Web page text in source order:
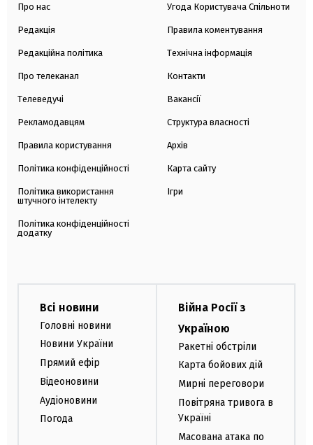
Про нас
Редакція
Редакційна політика
Про телеканал
Телеведучі
Рекламодавцям
Правила користування
Політика конфіденційності
Політика використання
штучного інтелекту
Політика конфіденційності
додатку
Угода Користувача Спільноти
Правила коментування
Технічна інформація
Контакти
Вакансії
Структура власності
Архів
Карта сайту
Ігри
Всі новини
Головні новини
Новини України
Прямий ефір
Відеоновини
Аудіоновини
Погода
Війна Росії з
Україною
Ракетні обстріли
Карта бойових дій
Мирні переговори
Повітряна тривога в
Україні
Масована атака по